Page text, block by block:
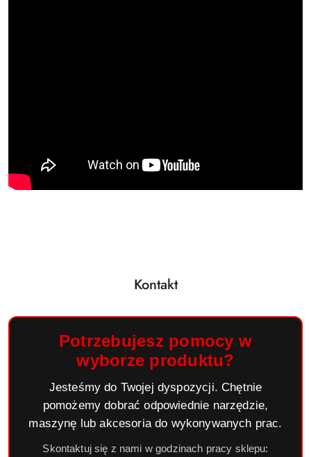
Kontakt
Potrzebujesz pomocy w
wyborze produktu?
Jesteśmy do Twojej dyspozycji. Chętnie
pomożemy dobrać odpowiednie narzędzie,
maszynę lub akcesoria do wykonywanych prac.
Skontaktuj się z nami w godzinach pracy sklepu: